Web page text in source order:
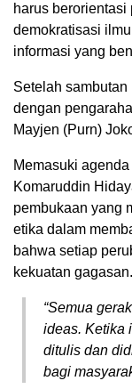
harus
demokratisasi
informasi yang
Setelah
dengan
Mayjen (Purn)
Memasuki
Komaruddin
pembukaan yang
etika dalam
bahwa setiap
kekuatan gagasan.
“Semua
ideas. Ketika
ditulis dan
bagi